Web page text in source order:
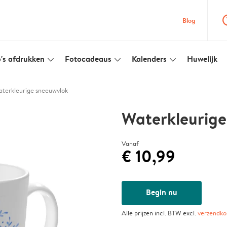
Blog
afdrukken slim_arrow_down Fotocadeaus slim_arrow_down Kalenders slim_arrow_down Huwelijk
sneeuwvlok
Vanaf
€ 10,99
Begin nu
Alle prijzen incl. BTW excl.